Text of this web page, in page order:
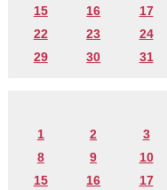
15
16 17
22
23 24
29
30 31
1 2 3
8
9 10
15
16 17